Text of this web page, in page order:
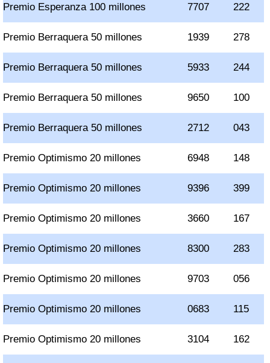
Premio Esperanza 100 millones 7707 222
Premio Berraquera 50 millones 1939 278
Premio Berraquera 50 millones 5933 244
Premio Berraquera 50 millones 9650 100
Premio Berraquera 50 millones 2712 043
Premio Optimismo 20 millones 6948 148
Premio Optimismo 20 millones 9396 399
Premio Optimismo 20 millones 3660 167
Premio Optimismo 20 millones 8300 283
Premio Optimismo 20 millones 9703 056
Premio Optimismo 20 millones 0683 115
Premio Optimismo 20 millones 3104 162